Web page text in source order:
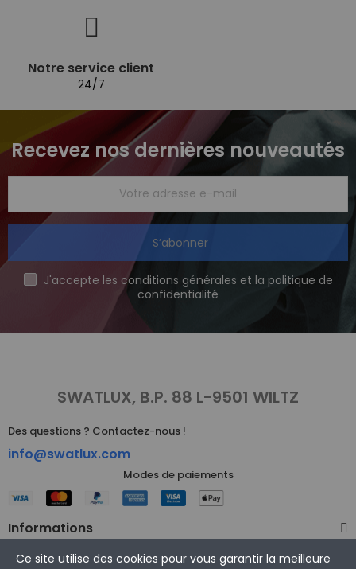
Notre service client
24/7
Recevez nos dernières nouveautés
S’abonner
J'accepte les conditions générales et la politique de
confidentialité
SWATLUX, B.P. 88 L-9501 WILTZ
Des questions ? Contactez-nous !
info@swatlux.com
Modes de paiements
Informations
Ce site utilise des cookies pour vous garantir la meilleure